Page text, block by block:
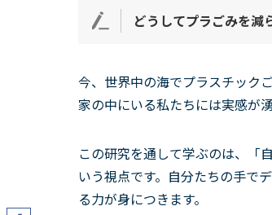
どうしてプラごみを減
今、世界中の海でプラスチック
家の中にいる私たちには実感が
この研究を通して学ぶのは、「
いう視点です。自分たちの手で
る力が身につきます。